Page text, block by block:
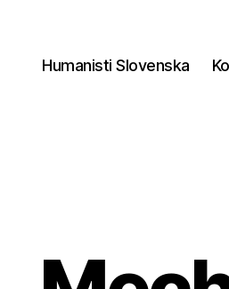
Humanisti Slovenska